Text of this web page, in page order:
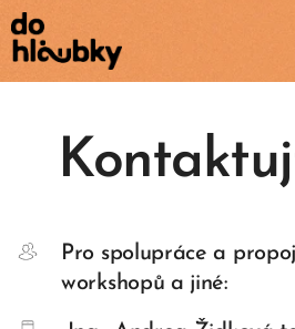
Pro spolupráce a
workshopů a jiné: